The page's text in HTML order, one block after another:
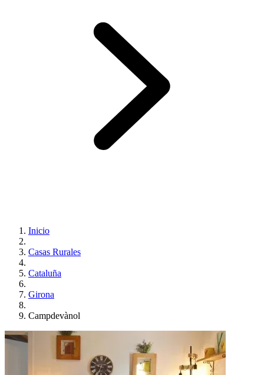
Inicio
Casas Rurales
Cataluña
Girona
Campdevànol